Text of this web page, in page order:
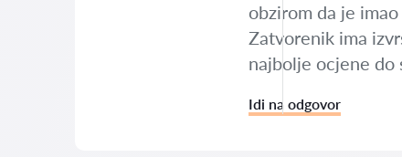
obzirom da je
Zatvorenik ima
najbolje ocjene do
Idi na odgovor